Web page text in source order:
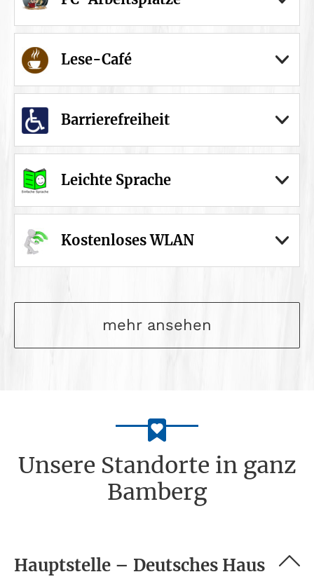
Lese-Café
Barrierefreiheit
Leichte Sprache
Kostenloses WLAN
mehr ansehen
Unsere Standorte in ganz
Bamberg
Hauptstelle – Deutsches Haus